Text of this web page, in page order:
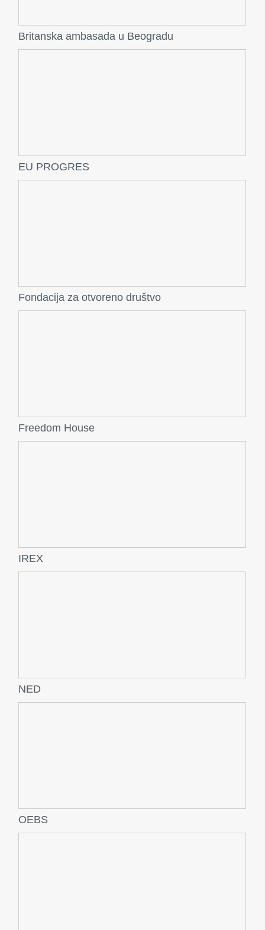
Britanska ambasada u Beogradu
EU PROGRES
Fondacija za otvoreno društvo
Freedom House
IREX
NED
OEBS